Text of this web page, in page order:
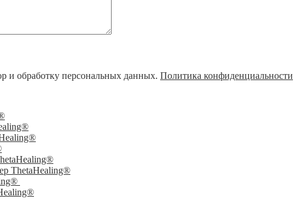
и обработку персональных данных. Политика конфиденциальности
ThetaHealing®